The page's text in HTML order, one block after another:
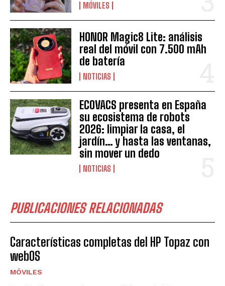
MÓVILES
HONOR Magic8 Lite: análisis
real del móvil con 7.500 mAh
de batería
NOTICIAS
ECOVACS presenta en España
su ecosistema de robots
2026: limpiar la casa, el
jardín… y hasta las ventanas,
sin mover un dedo
NOTICIAS
PUBLICACIONES RELACIONADAS
Características completas del HP Topaz con
webOS
MÓVILES